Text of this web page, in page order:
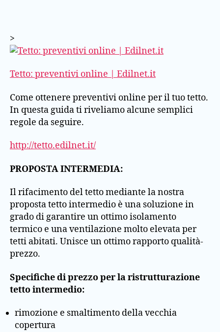
>
Tetto: preventivi online | Edilnet.it
Come ottenere preventivi online per il tuo tetto.
In questa guida ti riveliamo alcune semplici
regole da seguire.
http://tetto.edilnet.it/
PROPOSTA INTERMEDIA:
Il rifacimento del tetto mediante la nostra
proposta tetto intermedio è una soluzione in
grado di garantire un ottimo isolamento
termico e una ventilazione molto elevata per
tetti abitati. Unisce un ottimo rapporto qualità-
prezzo.
Specifiche di prezzo per la ristrutturazione
tetto intermedio:
rimozione e smaltimento della vecchia
copertura